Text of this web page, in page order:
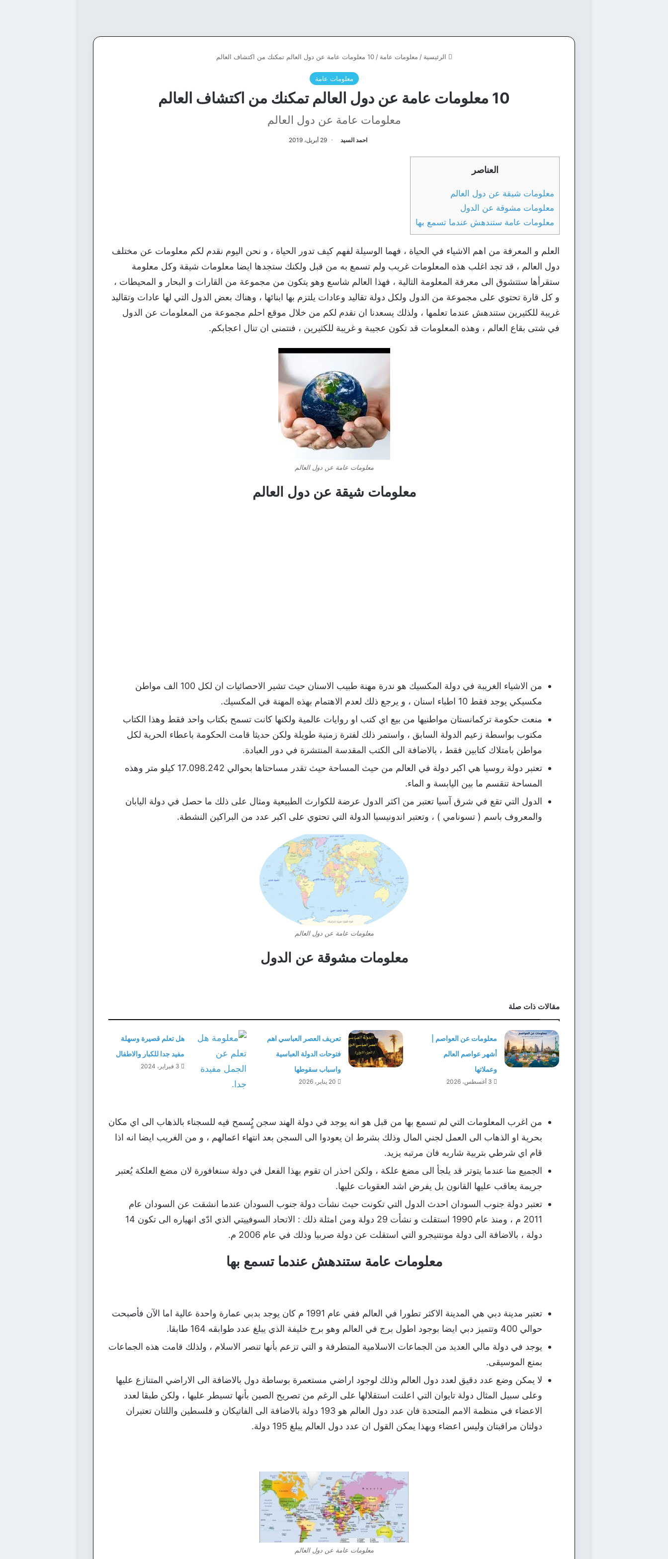
الرئيسية / معلومات عامة / 10 معلومات عامة عن دول العالم تمكنك من اكتشاف العالم
معلومات عامة
10 معلومات عامة عن دول العالم تمكنك من اكتشاف العالم
معلومات عامة عن دول العالم
احمد السيد 29 أبريل، 2019
العناصر
معلومات شيقة عن دول العالم
معلومات مشوقة عن الدول
معلومات عامة ستندهش عندما تسمع بها
العلم و المعرفة من اهم الاشياء في الحياة ، فهما الوسيلة لفهم كيف تدور الحياة ، و نحن اليوم نقدم لكم معلومات عن مختلف
دول العالم ، قد تجد اغلب هذه المعلومات غريب ولم تسمع به من قبل ولكنك ستجدها ايضا معلومات شيقة وكل معلومة
ستقرأها ستتشوق الى معرفة المعلومة التالية ، فهذا العالم شاسع وهو يتكون من مجموعة من القارات و البحار و المحيطات ،
و كل قارة تحتوي على مجموعة من الدول ولكل دولة تقاليد وعادات يلتزم بها ابنائها ، وهناك بعض الدول التي لها عادات وتقاليد
غريبة للكثيرين ستندهش عندما تعلمها ، ولذلك يسعدنا ان نقدم لكم من خلال موقع احلم مجموعة من المعلومات عن الدول
في شتى بقاع العالم ، وهذه المعلومات قد تكون عجيبة و غريبة للكثيرين ، فنتمنى ان تنال اعجابكم.
معلومات عامة عن دول العالم
معلومات شيقة عن دول العالم
من الاشياء الغريبة في دولة المكسيك هو ندرة مهنة طبيب الاسنان حيث تشير الاحصائيات ان لكل 100 الف مواطن
مكسيكي يوجد فقط 10 اطباء اسنان ، و يرجع ذلك لعدم الاهتمام بهذه المهنة في المكسيك.
منعت حكومة تركمانستان مواطنيها من بيع اي كتب او روايات عالمية ولكنها كانت تسمح بكتاب واحد فقط وهذا الكتاب
مكتوب بواسطة زعيم الدولة السابق ، واستمر ذلك لفترة زمنية طويلة ولكن حديثا قامت الحكومة باعطاء الحرية لكل
مواطن بامتلاك كتابين فقط ، بالاضافة الى الكتب المقدسة المنتشرة في دور العبادة.
تعتبر دولة روسيا هي اكبر دولة في العالم من حيث المساحة حيث تقدر مساحتاها بحوالي 17.098.242 كيلو متر وهذه
المساحة تنقسم ما بين اليابسة و الماء.
الدول التي تقع في شرق آسيا تعتبر من اكثر الدول عرضة للكوارث الطبيعية ومثال على ذلك ما حصل في دولة اليابان
والمعروف باسم ( تسونامي ) ، وتعتبر اندونيسيا الدولة التي تحتوي على اكبر عدد من البراكين النشطة.
معلومات عامة عن دول العالم
معلومات مشوقة عن الدول
مقالات ذات صلة
معلومات عن العواصم |
أشهر عواصم العالم
وعملاتها
3 أغسطس، 2026
تعريف العصر العباسي اهم
فتوحات الدولة العباسية
واسباب سقوطها
20 يناير، 2026
هل تعلم قصيرة وسهلة
مفيد جدا للكبار والاطفال
3 فبراير، 2024
من اغرب المعلومات التي لم تسمع بها من قبل هو انه يوجد في دولة الهند سجن يٍُسمح فيه للسجناء بالذهاب الى اي مكان
بحرية او الذهاب الى العمل لجني المال وذلك بشرط ان يعودوا الى السجن بعد انتهاء اعمالهم ، و من الغريب ايضا انه اذا
قام اي شرطي بتربية شاربه فان مرتبه يزيد.
الجميع منا عندما يتوتر قد يلجأ الى مضغ علكة ، ولكن احذر ان تقوم بهذا الفعل في دولة سنغافورة لان مضغ العلكة يُعتبر
جريمة يعاقب عليها القانون بل يفرض اشد العقوبات عليها.
تعتبر دولة جنوب السودان احدث الدول التي تكونت حيث نشأت دولة جنوب السودان عندما انشقت عن السودان عام
2011 م ، ومنذ عام 1990 استقلت و نشأت 29 دولة ومن امثلة ذلك : الاتحاد السوفييتي الذي ادّى انهياره الى تكون 14
دولة ، بالاضافة الى دولة مونتنيجرو التي استقلت عن دولة صربيا وذلك في عام 2006 م.
معلومات عامة ستندهش عندما تسمع بها
تعتبر مدينة دبي هي المدينة الاكثر تطورا في العالم ففي عام 1991 م كان يوجد بدبي عمارة واحدة عالية اما الآن فأصبحت
حوالي 400 وتتميز دبي ايضا بوجود اطول برج في العالم وهو برج خليفة الذي يبلغ عدد طوابقه 164 طابقا.
يوجد في دولة مالي العديد من الجماعات الاسلامية المتطرفة و التي تزعم بأنها تنصر الاسلام ، ولذلك قامت هذه الجماعات
بمنع الموسيقى.
لا يمكن وضع عدد دقيق لعدد دول العالم وذلك لوجود اراضي مستعمرة بوساطة دول بالاضافة الى الاراضي المتنازع عليها
وعلى سبيل المثال دولة تايوان التي اعلنت استقلالها على الرغم من تصريح الصين بأنها تسيطر عليها ، ولكن طبقا لعدد
الاعضاء في منظمة الامم المتحدة فان عدد دول العالم هو 193 دولة بالاضافة الى الفاتيكان و فلسطين واللتان تعتبران
دولتان مراقبتان وليس اعضاء وبهذا يمكن القول ان عدد دول العالم يبلغ 195 دولة.
معلومات عامة عن دول العالم